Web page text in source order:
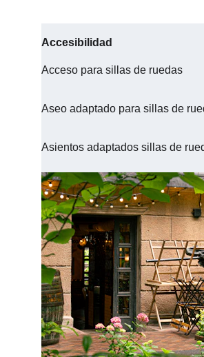
Accesibilidad
Acceso para sillas de ruedas
Aseo adaptado para sillas de
Asientos adaptados sillas de